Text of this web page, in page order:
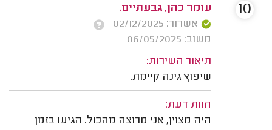
עומר כהן, גבעתיים.
אשרור: 02/12/2025
משוב: 06/05/2025
תיאור השירות:
שיפוץ גינה קיימת.
חוות דעת:
היה מצוין, אני מרוצה מהכול. הגיעו בזמן
10